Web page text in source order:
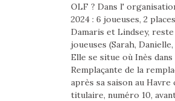
OLF ? Dans l'
2024 : 6 joueuses, 2
Damaris et Lindsey,
joueuses (Sarah,
Elle se situe où Inès dans
Remplaçante de la
après sa saison au Havre
titulaire, numéro 10,